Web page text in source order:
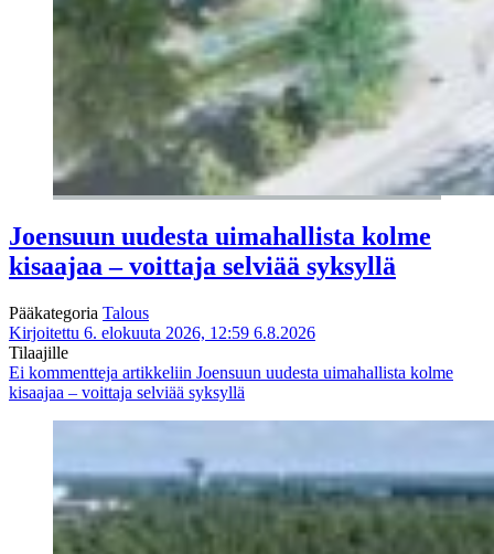
Joensuun uudesta uimahallista kolme
kisaajaa – voittaja selviää syksyllä
Pääkategoria Talous
Kirjoitettu 6. elokuuta 2026, 12:59 6.8.2026
Tilaajille
Ei kommentteja artikkeliin Joensuun uudesta uimahallista kolme
kisaajaa – voittaja selviää syksyllä